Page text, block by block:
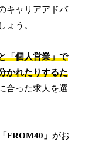
キャリアアドバ
ょう。
「個人営業」で
かれたりするた
合った求人を選
「FROM40」 がお